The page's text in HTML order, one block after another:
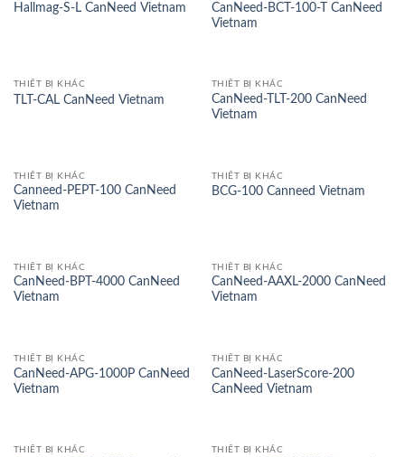
Hallmag-S-L CanNeed Vietnam
CanNeed-BCT-100-T CanNeed
Vietnam
THIẾT BỊ KHÁC
TLT-CAL CanNeed Vietnam
THIẾT BỊ KHÁC
CanNeed-TLT-200 CanNeed
Vietnam
THIẾT BỊ KHÁC
Canneed-PEPT-100 CanNeed
Vietnam
THIẾT BỊ KHÁC
BCG-100 Canneed Vietnam
THIẾT BỊ KHÁC
CanNeed-BPT-4000 CanNeed
Vietnam
THIẾT BỊ KHÁC
CanNeed-AAXL-2000 CanNeed
Vietnam
THIẾT BỊ KHÁC
CanNeed-APG-1000P CanNeed
Vietnam
THIẾT BỊ KHÁC
CanNeed-LaserScore-200
CanNeed Vietnam
THIẾT BỊ KHÁC THIẾT BỊ KHÁC